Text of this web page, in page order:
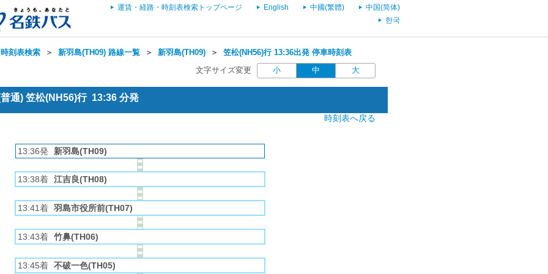
運賃・経路・時刻表検索トップページ English 中國(繁體)
中国(简体)
한국
刻表検索 ＞ 新羽島(TH09) 路線一覧 ＞ 新羽島(TH09) ＞ 笠松(NH56)行 13:36出発 停車時刻表
文字サイズ変更 小 中 大
通) 笠松(NH56)行 13:36 分発
時刻表へ戻る
13:36発 新羽島(TH09)
13:38着 江吉良(TH08)
13:41着 羽島市役所前(TH07)
13:43着 竹鼻(TH06)
13:45着 不破一色(TH05)